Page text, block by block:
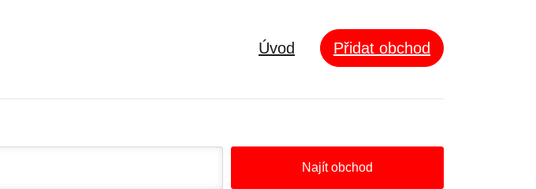
Úvod Přidat obchod
Najít obchod